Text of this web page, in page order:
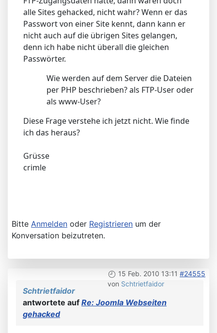
alle Sites gehacked, nicht wahr? Wenn er das
Passwort von einer Site kennt, dann kann er
nicht auch auf die übrigen Sites gelangen,
denn ich habe nicht überall die gleichen
Passwörter.
Wie werden auf dem Server die Dateien
per PHP beschrieben? als FTP-User oder
als www-User?
Diese Frage verstehe ich jetzt nicht. Wie finde
ich das heraus?
Grüsse
crimle
Bitte Anmelden oder Registrieren um der
Konversation beizutreten.
15 Feb. 2010 13:11 #24555
von Schtrietfaidor
Schtrietfaidor
antwortete auf Re: Joomla Webseiten
gehacked